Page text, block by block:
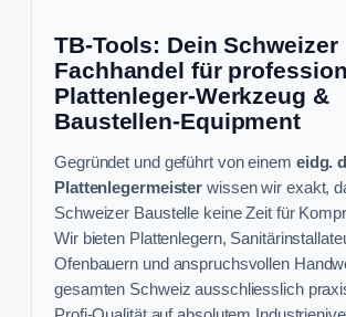
TB-Tools: Dein Schweizer
Fachhandel für
Plattenleger-Werkzeug &
Baustellen-Equipment
Gegründet und geführt von einem eidg.
Plattenlegermeister wissen wir exakt,
Schweizer Baustelle keine Zeit für
Wir bieten Plattenlegern,
Ofenbauern und anspruchsvollen
gesamten Schweiz ausschliesslich